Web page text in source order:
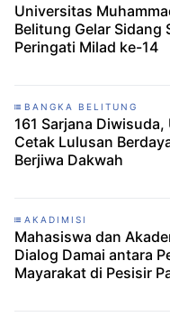
Universitas
Belitung Gelar Sidang
Peringati Milad ke-14
BANGKA BELITUNG
161 Sarjana Diwisuda,
Cetak Lulusan
Berjiwa Dakwah
AKADIMISI
Mahasiswa dan
Dialog Damai antara
Mayarakat di Pesisir